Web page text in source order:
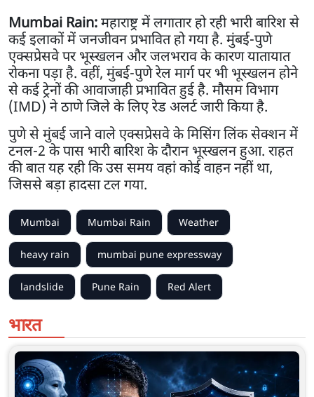
Mumbai Rain:महाराष्ट्र में लगातार हो रही भारी बारिश से
कई इलाकों में जनजीवन प्रभावित हो गया है. मुंबई-पुणे
एक्सप्रेसवे पर भूस्खलन और जलभराव के कारण यातायात
रोकना पड़ा है. वहीं, मुंबई-पुणे रेल मार्ग पर भी भूस्खलन होने
से कई ट्रेनों की आवाजाही प्रभावित हुई है. मौसम विभाग
(IMD) ने ठाणे जिले के लिए रेड अलर्ट जारी किया है.
पुणे से मुंबई जाने वाले एक्सप्रेसवे के मिसिंग लिंक सेक्शन में
टनल-2 के पास भारी बारिश के दौरान भूस्खलन हुआ. राहत
की बात यह रही कि उस समय वहां कोई वाहन नहीं था,
जिससे बड़ा हादसा टल गया.
Mumbai Mumbai Rain Weather
heavy rain mumbai pune expressway
landslide Pune Rain Red Alert
भारत